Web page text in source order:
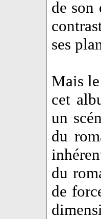
de son
ses
Mais
cet
un
du
du
de